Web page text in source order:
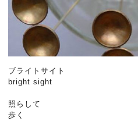
ブライトサイト
bright sight
照らして
歩く